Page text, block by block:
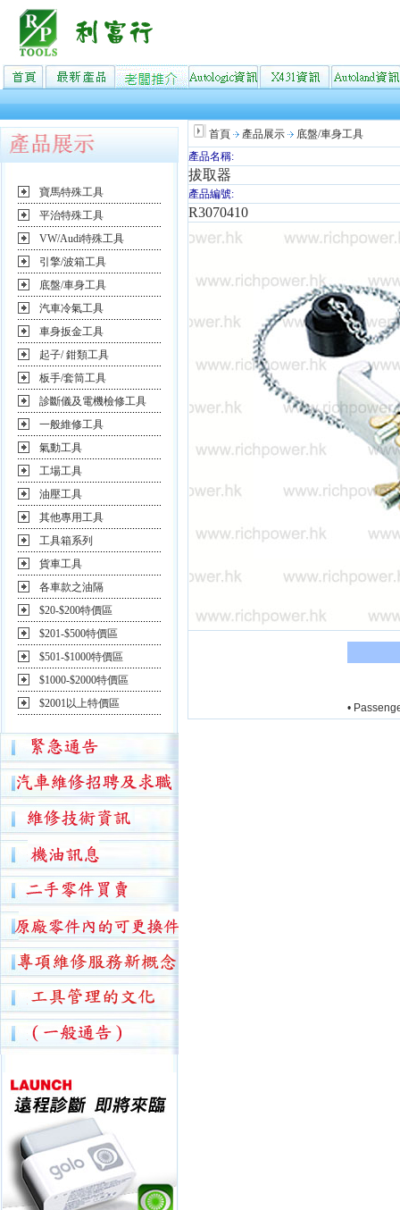
寶馬特殊工具
平治特殊工具
VW/Audi特殊工具
引擎/波箱工具
底盤/車身工具
汽車冷氣工具
車身扳金工具
起子/ 鉗類工具
板手/套筒工具
診斷儀及電機檢修工具
一般維修工具
氣動工具
工場工具
油壓工具
其他專用工具
工具箱系列
貨車工具
各車款之油隔
$20-$200特價區
$201-$500特價區
$501-$1000特價區
$1000-$2000特價區
$2001以上特價區
首頁 產品展示
底盤/車身工具
產品名稱:
拔取器
產品編號:
R3070410
•